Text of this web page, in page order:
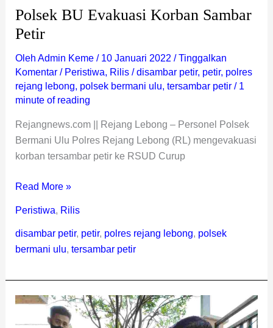
Polsek BU Evakuasi Korban Sambar
Petir
Oleh Admin Keme / 10 Januari 2022 /Tinggalkan
Komentar / Peristiwa, Rilis/disambar petir, petir, polres
rejang lebong, polsek bermani ulu, tersambar petir/ 1
minute of reading
Rejangnews.com || Rejang Lebong – Personel Polsek
Bermani Ulu Polres Rejang Lebong (RL) mengevakuasi
korban tersambar petir ke RSUD Curup
Read More »
Peristiwa, Rilis
disambar petir, petir, polres rejang lebong, polsek
bermani ulu, tersambar petir
Polres